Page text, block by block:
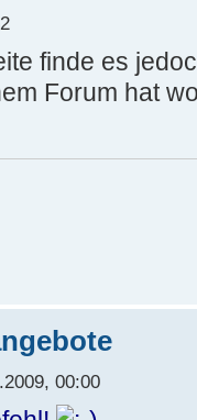
finde es
Forum hat
00:00